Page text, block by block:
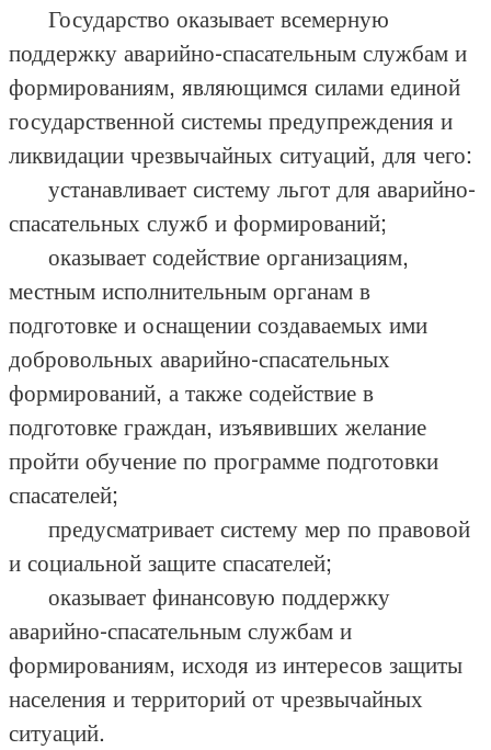
Государство оказывает всемерную
поддержку аварийно-спасательным службам и
формированиям, являющимся силами единой
государственной системы предупреждения и
ликвидации чрезвычайных ситуаций, для чего:
устанавливает систему льгот для аварийно-
спасательных служб и формирований;
оказывает содействие организациям,
местным исполнительным органам в
подготовке и оснащении создаваемых ими
добровольных аварийно-спасательных
формирований, а также содействие в
подготовке граждан, изъявивших желание
пройти обучение по программе подготовки
спасателей;
предусматривает систему мер по правовой
и социальной защите спасателей;
оказывает финансовую поддержку
аварийно-спасательным службам и
формированиям, исходя из интересов защиты
населения и территорий от чрезвычайных
ситуаций.